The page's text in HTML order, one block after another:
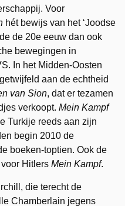
Voor
hét bewijs van het ‘Joodse
de 20e eeuw dan ook
bewegingen in
In het Midden-Oosten
aan de echtheid
van Sion, dat er tezamen
verkoopt.Mein Kampf
Turkije reeds aan zijn
begin 2010 de
boeken-toptien. Ook de
voor HitlersMein Kampf.
die terecht de
Chamberlain jegens